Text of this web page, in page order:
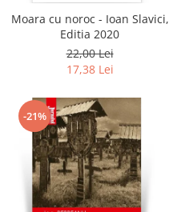
Moara cu noroc - Ioan Slavici,
Editia 2020
22,00 Lei
17,38 Lei
-21%